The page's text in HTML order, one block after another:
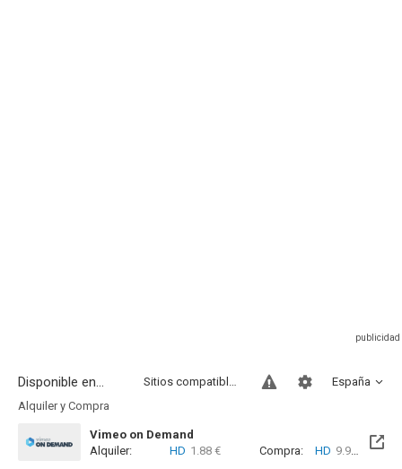
Disponible en... España
Sitios compatibles
Alquiler y Compra
Vimeo on Demand
Alquiler:
HD 1.88 € Compra: HD 9.99 €